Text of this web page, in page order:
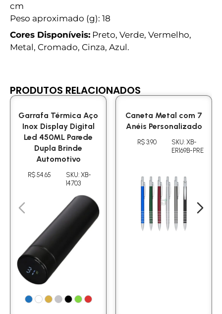
cm
Peso aproximado (g): 18
Cores Disponíveis: Preto, Verde, Vermelho,
Metal, Cromado, Cinza, Azul.
PRODUTOS RELACIONADOS
Garrafa Térmica Aço
Inox Display Digital
Led 450ML Parede
Dupla Brinde
Automotivo
R$ 54.65
SKU: XB-
14703
Caneta Metal com 7
Anéis Personalizado
R$ 3.90
SKU: XB-
ER169B-PRE